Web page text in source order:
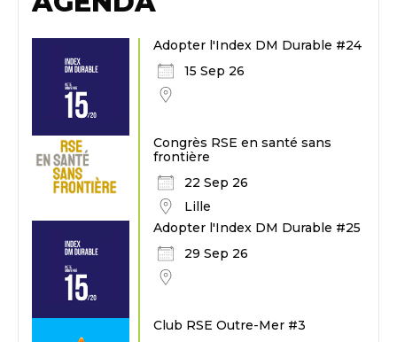
Adopter l'Index DM Durable #24
15 Sep 26
Congrès RSE en santé sans
frontière
22 Sep 26
Lille
Adopter l'Index DM Durable #25
29 Sep 26
Club RSE Outre-Mer #3